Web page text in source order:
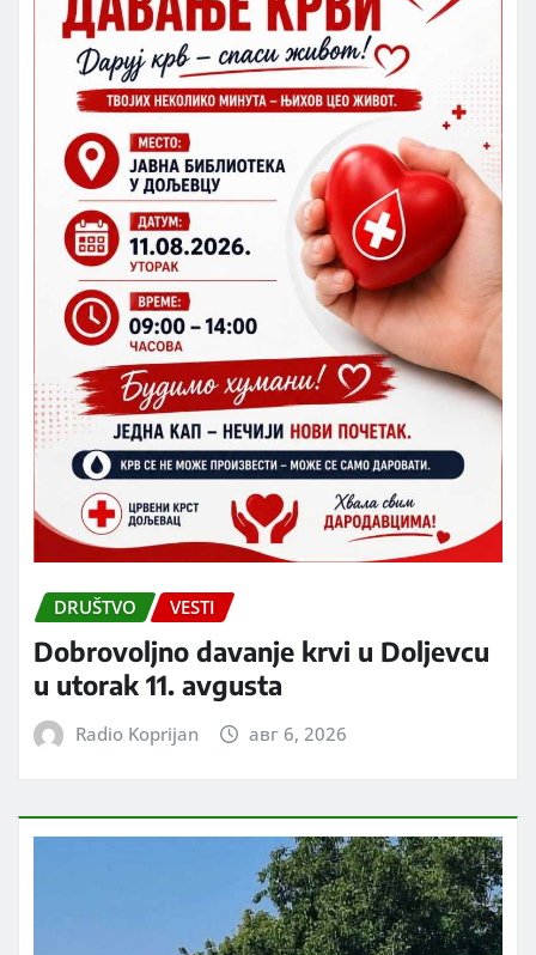
DRUŠTVO VESTI
Dobrovoljno davanje krvi u Doljevcu
u utorak 11. avgusta
Radio Koprijan авг 6, 2026